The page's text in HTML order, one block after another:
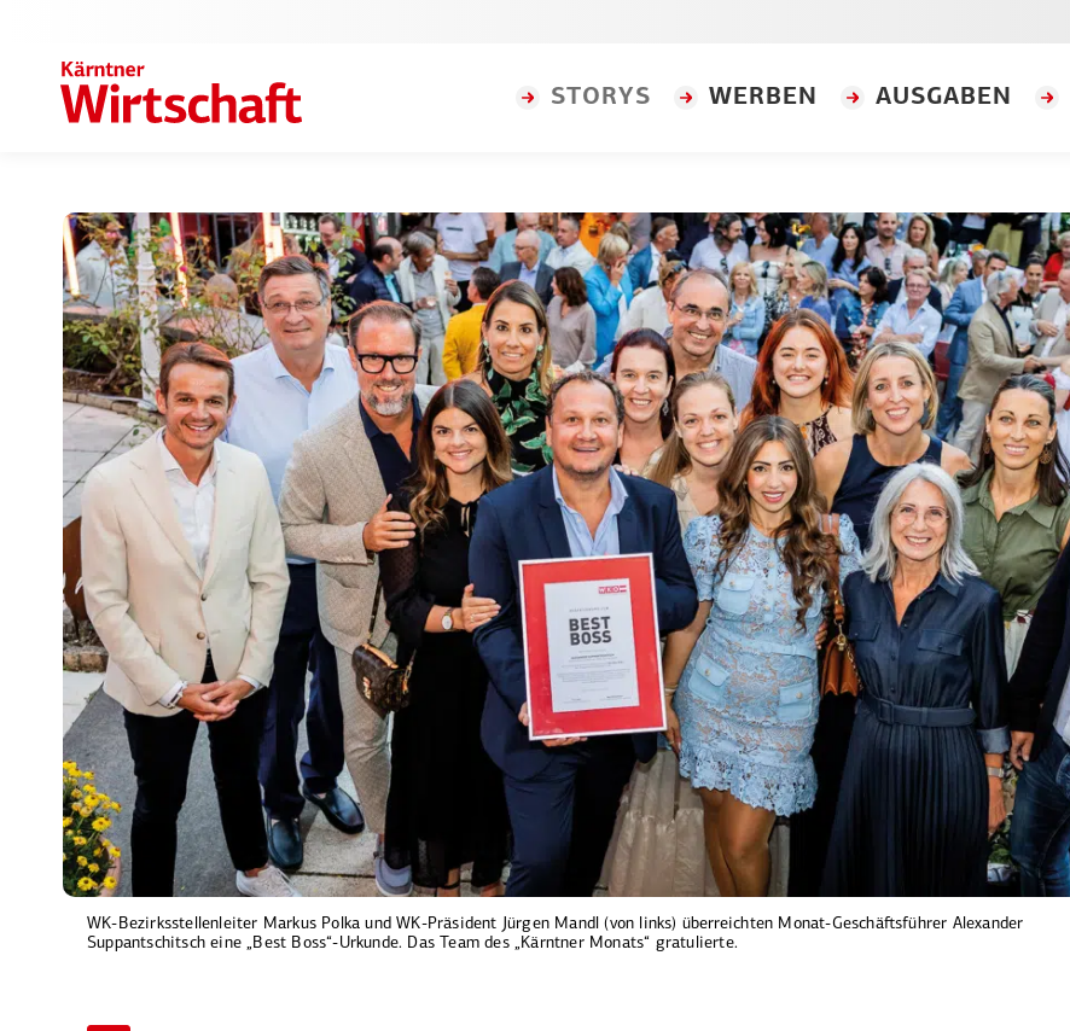
STORYS WERBEN AUSGABEN
WK-Bezirksstellenleiter Markus Polka und WK-Präsident Jürgen Mandl (von links) überreichten Monat-Geschäftsführer Alexander
Suppantschitsch eine „Best Boss“-Urkunde. Das Team des „Kärntner Monats“ gratulierte.